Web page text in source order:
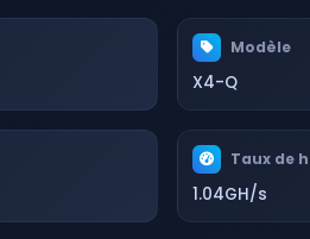
Modèle
X4-Q
Taux de
1.04GH/s